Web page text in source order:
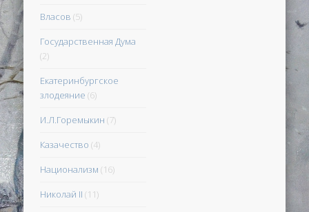
Власов (5)
Государственная Дума
(2)
Екатеринбургское
злодеяние (6)
И.Л.Горемыкин (7)
Казачество (4)
Национализм (16)
Николай II (11)